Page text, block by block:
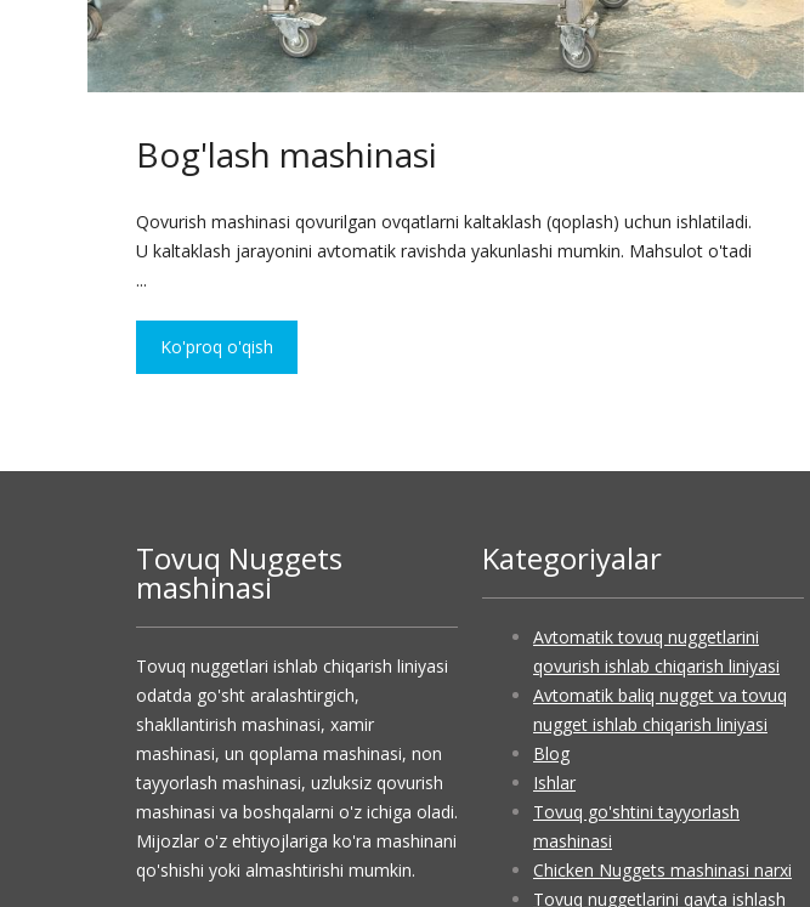
Bog'lash mashinasi
Qovurish mashinasi qovurilgan ovqatlarni kaltaklash (qoplash) uchun ishlatiladi.
U kaltaklash jarayonini avtomatik ravishda yakunlashi mumkin. Mahsulot o'tadi
...
Ko'proq o'qish
Tovuq Nuggets
mashinasi
Tovuq nuggetlari ishlab chiqarish liniyasi
odatda go'sht aralashtirgich,
shakllantirish mashinasi, xamir
mashinasi, un qoplama mashinasi, non
tayyorlash mashinasi, uzluksiz qovurish
mashinasi va boshqalarni o'z ichiga oladi.
Mijozlar o'z ehtiyojlariga ko'ra mashinani
qo'shishi yoki almashtirishi mumkin.
Kategoriyalar
Avtomatik tovuq nuggetlarini
qovurish ishlab chiqarish liniyasi
Avtomatik baliq nugget va tovuq
nugget ishlab chiqarish liniyasi
Blog
Ishlar
Tovuq go'shtini tayyorlash
mashinasi
Chicken Nuggets mashinasi narxi
Tovuq nuggetlarini qayta ishlash